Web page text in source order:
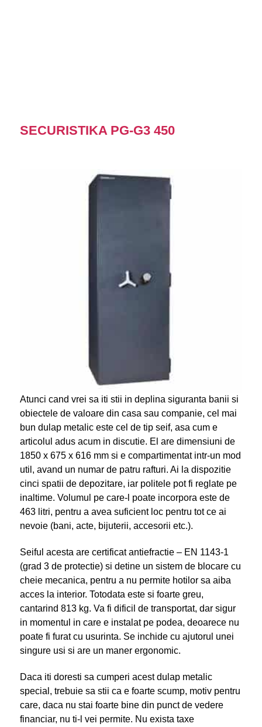
SECURISTIKA PG-G3 450
Atunci cand vrei sa iti stii in deplina siguranta banii si
obiectele de valoare din casa sau companie, cel mai
bun dulap metalic este cel de tip seif, asa cum e
articolul adus acum in discutie. El are dimensiuni de
1850 x 675 x 616 mm si e compartimentat intr-un mod
util, avand un numar de patru rafturi. Ai la dispozitie
cinci spatii de depozitare, iar politele pot fi reglate pe
inaltime. Volumul pe care-l poate incorpora este de
463 litri, pentru a avea suficient loc pentru tot ce ai
nevoie (bani, acte, bijuterii, accesorii etc.).
Seiful acesta are certificat antiefractie – EN 1143-1
(grad 3 de protectie) si detine un sistem de blocare cu
cheie mecanica, pentru a nu permite hotilor sa aiba
acces la interior. Totodata este si foarte greu,
cantarind 813 kg. Va fi dificil de transportat, dar sigur
in momentul in care e instalat pe podea, deoarece nu
poate fi furat cu usurinta. Se inchide cu ajutorul unei
singure usi si are un maner ergonomic.
Daca iti doresti sa cumperi acest dulap metalic
special, trebuie sa stii ca e foarte scump, motiv pentru
care, daca nu stai foarte bine din punct de vedere
financiar, nu ti-l vei permite. Nu exista taxe